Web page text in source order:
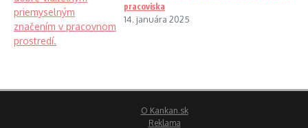
pracoviska
14. januára 2025
O Kankan.sk
Reklama